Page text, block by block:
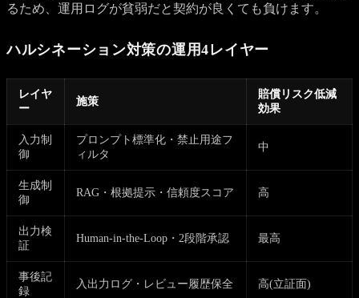
るため、運用ログが貧弱だと契約が良くても負けます。
ハルシネーション対策の運用4レイヤー
レイヤ
ー
施策
賠償リスク低減
効果
入力制
御
プロンプト標準化・禁止用途フ
ィルタ
中
生成制
御
RAG・根拠提示・信頼度スコア 高
出力検
証
Human-in-the-Loop・2段階承認 最高
事後記
録
入出力ログ・レビュー履歴保全 高(立証面)